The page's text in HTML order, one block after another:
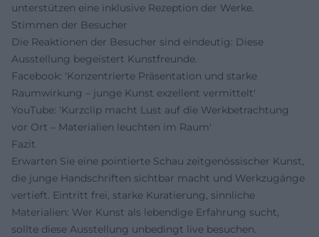
unterstützen eine inklusive Rezeption der Werke.
Stimmen der Besucher
Die Reaktionen der Besucher sind eindeutig: Diese
Ausstellung begeistert Kunstfreunde.
Facebook: 'Konzentrierte Präsentation und starke
Raumwirkung – junge Kunst exzellent vermittelt'
YouTube: 'Kurzclip macht Lust auf die Werkbetrachtung
vor Ort – Materialien leuchten im Raum'
Fazit
Erwarten Sie eine pointierte Schau zeitgenössischer Kunst,
die junge Handschriften sichtbar macht und Werkzugänge
vertieft. Eintritt frei, starke Kuratierung, sinnliche
Materialien: Wer Kunst als lebendige Erfahrung sucht,
sollte diese Ausstellung unbedingt live besuchen.